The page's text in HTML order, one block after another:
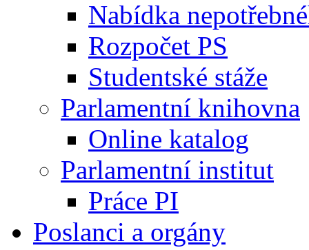
Nabídka
Rozpočet PS
Studentské stáže
Parlamentní knihovna
Online katalog
Parlamentní institut
Práce PI
Poslanci a orgány